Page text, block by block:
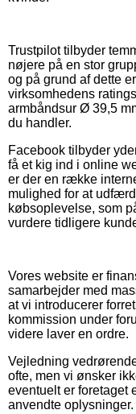
Trustpilot tilbyder
nøjere på en stor
og på grund af dette
virksomhedens
armbåndsur Ø 39,5
du handler.
Facebook tilbyder
få et kig ind i online
er der en række
mulighed for at
købsoplevelse, som
vurdere tidligere
Vores website er
samarbejder med
at vi introducerer
kommission under
videre laver en ordre.
Vejledning
ofte, men vi ønsker
eventuelt er foretaget
anvendte oplysninger.